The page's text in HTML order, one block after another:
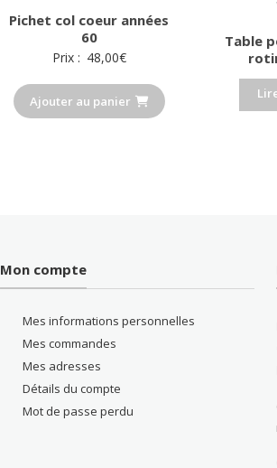
plus
Pichet col coeur années
60
Prix : 48,00€
Ajouter au panier
Table
Mon compte
Mes informations personnelles
Mes commandes
Mes adresses
Détails du compte
Mot de passe perdu